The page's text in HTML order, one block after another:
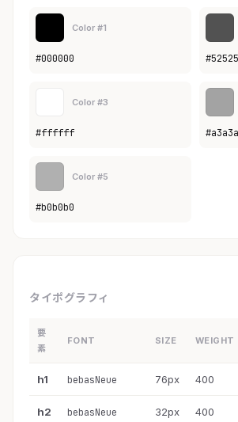
Color #1
#000000
Color #3
#ffffff
Color #5
#b0b0b0
タイポグラフィ
要
素
FONT SIZE WEIGHT
h1 bebasNeue 76px 400
h2 bebasNeue 32px 400